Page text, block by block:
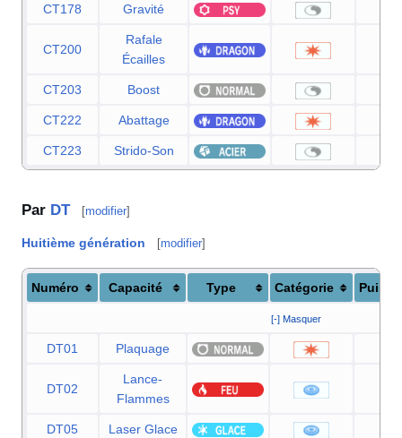
CT178 Gravité
CT200
Rafale
Écailles
CT203 Boost
CT222 Abattage
CT223 Strido-Son
Par DT [modifier]
Huitième génération [modifier]
Numéro Capacité Type Catégorie
[-] Masquer
DT01 Plaquage
DT02
Lance-
Flammes
DT05 Laser Glace